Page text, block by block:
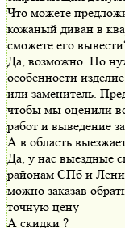
Что можете
кожаный диван в
сможете его
Да, возможно. Но
особенности
или заменитель.
чтобы мы оценили
работ и выведение
А в область
Да, у нас выездные
районам СПб и
можно заказав
точную цену
А скидки ?